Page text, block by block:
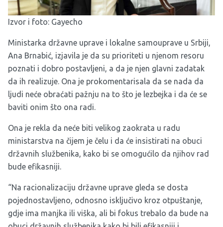
Izvor i foto: Gayecho
Ministarka državne uprave i lokalne samouprave u Srbiji,
Ana Brnabić, izjavila je da su prioriteti u njenom resoru
poznati i dobro postavljeni, a da je njen glavni zadatak
da ih realizuje. Ona je prokomentarisala da se nada da
ljudi neće obraćati pažnju na to što je lezbejka i da će se
baviti onim što ona radi.
Ona je rekla da neće biti velikog zaokrata u radu
ministarstva na čijem je čelu i da će insistirati na obuci
državnih službenika, kako bi se omogućilo da njihov rad
bude efikasniji.
“Na racionalizaciju državne uprave gleda se dosta
pojednostavljeno, odnosno isključivo kroz otpuštanje,
gdje ima manjka ili viška, ali bi fokus trebalo da bude na